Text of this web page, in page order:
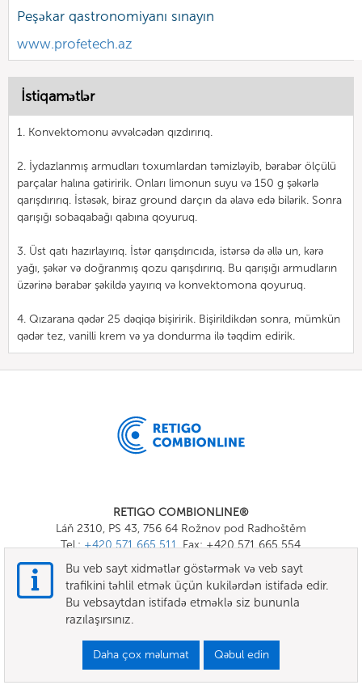
Peşəkar qastronomiyanı sınayın
www.profetech.az
İstiqamətlər
1. Konvektomonu əvvəlcədən qızdırırıq.
2. İydazlanmış armudları toxumlardan təmizləyib, bərabər ölçülü
parçalar halına gətiririk. Onları limonun suyu və 150 g şəkərlə
qarışdırırıq. İstəsək, biraz ground darçın da əlavə edə bilərik. Sonra
qarışığı sobaqabağı qabına qoyuruq.
3. Üst qatı hazırlayırıq. İstər qarışdırıcıda, istərsə də əllə un, kərə
yağı, şəkər və doğranmış qozu qarışdırırıq. Bu qarışığı armudların
üzərinə bərabər şəkildə yayırıq və konvektomona qoyuruq.
4. Qızarana qədər 25 dəqiqə bişiririk. Bişirildikdən sonra, mümkün
qədər tez, vanilli krem və ya dondurma ilə təqdim edirik.
RETIGO COMBIONLINE®
Láň 2310, PS 43, 756 64 Rožnov pod Radhoštěm
Tel.:+420 571 665 511, Fax: +420 571 665 554
E-mail: info@combionline.com
ŞƏRTLƏR VƏ QAYDALAR
Bu veb sayt xidmətlər göstərmək və veb sayt
trafikini təhlil etmək üçün kukilərdən istifadə edir.
Bu vebsaytdan istifadə etməklə siz bununla
razılaşırsınız.
Daha çox məlumat Qəbul edin